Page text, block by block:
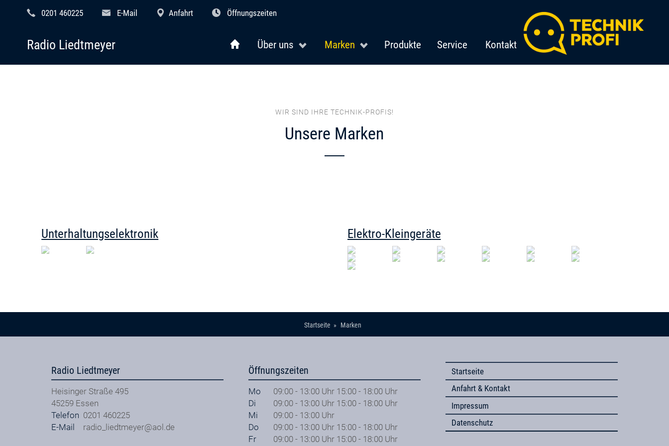
0201 460225 E-Mail Anfahrt Öffnungszeiten
Über uns Marken Produkte Service Kontakt
Radio Liedtmeyer
WIR SIND IHRE TECHNIK-PROFIS!
Unsere Marken
Unterhaltungselektronik Elektro-Kleingeräte
Startseite Marken
Radio Liedtmeyer
Heisinger Straße 495
45259 Essen
Telefon 0201 460225
E-Mail
radio_liedtmeyer@aol.de
Öffnungszeiten
Mo
09:00 - 13:00 Uhr 15:00 - 18:00 Uhr
Di
09:00 - 13:00 Uhr 15:00 - 18:00 Uhr
Mi
09:00 - 13:00 Uhr
Do
09:00 - 13:00 Uhr 15:00 - 18:00 Uhr
Fr
09:00 - 13:00 Uhr 15:00 - 18:00 Uhr
Startseite
Anfahrt & Kontakt
Impressum
Datenschutz